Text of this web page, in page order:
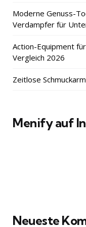
Moderne Genuss-
Verdampfer für
Action-Equipment
Vergleich 2026
Zeitlose
Menify auf
Neueste